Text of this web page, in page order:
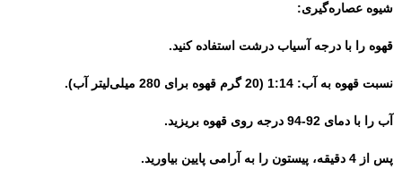
شیوه عصاره‌گیری:
قهوه را با درجه آسیاب درشت استفاده کنید.
نسبت قهوه به آب: 1:14 (20 گرم قهوه برای 280 میلی‌لیتر آب).
آب را با دمای 92-94 درجه روی قهوه بریزید.
پس از 4 دقیقه، پیستون را به آرامی پایین بیاورید.